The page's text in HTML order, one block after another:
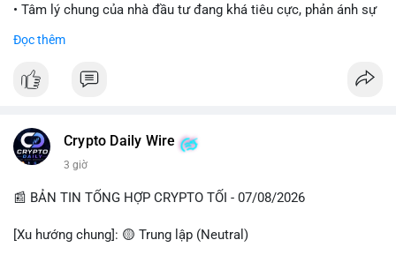
• Tâm lý chung của nhà đầu tư đang khá tiêu cực, phản ánh sự
• CoinGecko Trending: Plume (PLUME), Cash Cat (CASHCAT),
• LunarCrush Trending: Ethereum, Solana, Dogecoin, Polkadot,
Chainlink.
Viettel) và các từ khóa đời sống khác đang chiếm ưu thế.
💬 DÒNG CHẢY TIN TỨC & TRUYỀN THÔNG
Đọc thêm
Crypto Daily Wire
3 giờ
📰 BẢN TIN TỔNG HỢP CRYPTO TỐI - 07/08/2026
[Xu hướng chung]: 🟡 Trung lập (Neutral)